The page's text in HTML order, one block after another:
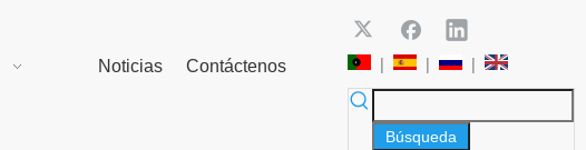
Noticias Contáctenos | | |
Búsqueda